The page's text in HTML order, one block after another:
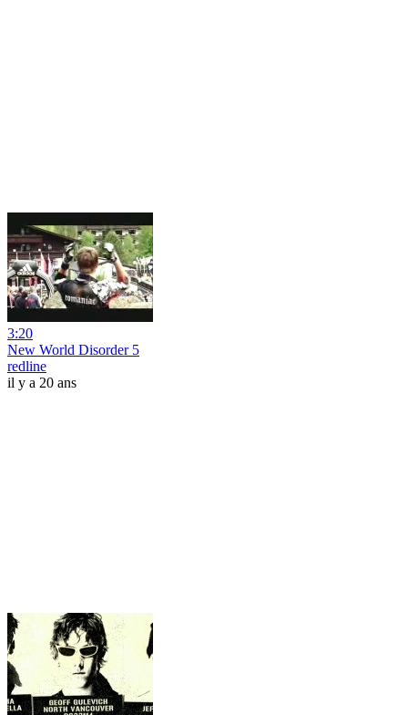
3:20
New World Disorder 5
redline
il y a 20 ans